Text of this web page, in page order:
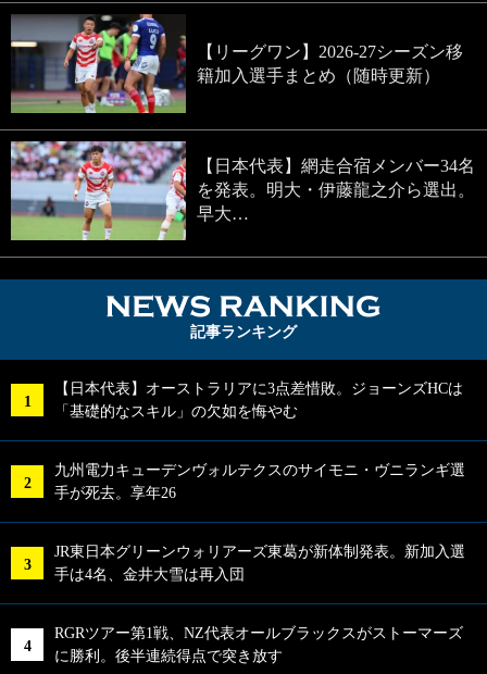
【リーグワン】2026-27シーズン移
籍加入選手まとめ（随時更新）
【日本代表】網走合宿メンバー34名
を発表。明大・伊藤龍之介ら選出。
早大…
記事ランキング
【日本代表】オーストラリアに3点差惜敗。ジョーンズHCは
「基礎的なスキル」の欠如を悔やむ
九州電力キューデンヴォルテクスのサイモニ・ヴニランギ選
手が死去。享年26
JR東日本グリーンウォリアーズ東葛が新体制発表。新加入選
手は4名、金井大雪は再入団
RGRツアー第1戦、NZ代表オールブラックスがストーマーズ
に勝利。後半連続得点で突き放す